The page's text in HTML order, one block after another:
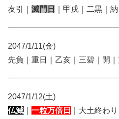
友引｜ 滅門日 ｜甲戌｜二黒｜
2047/1/11(金)
先負｜重日｜乙亥｜三碧｜開
2047/1/12(土)
仏滅
一粒万倍日 ｜大土終わり